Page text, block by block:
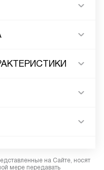
на Сайте, носят
мере передавать